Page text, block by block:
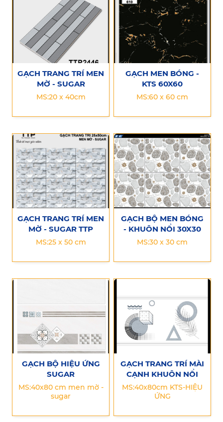
GẠCH TRANG TRÍ MEN
MỜ - SUGAR
MS:20 x 40cm
GẠCH MEN BÓNG -
KTS 60X60
MS:60 x 60 cm
GẠCH TRANG TRÍ MEN
MỜ - SUGAR TTP
MS:25 x 50 cm
GẠCH BỘ MEN BÓNG
- KHUÔN NỔI 30X30
MS:30 x 30 cm
GẠCH BỘ HIỆU ỨNG
SUGAR
MS:40x80 cm men mờ -
sugar
GẠCH TRANG TRÍ MÀI
CẠNH KHUÔN NỔI
MS:40x80cm KTS-HIỆU
ỨNG